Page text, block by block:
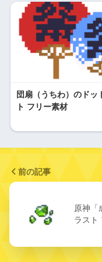
団扇（うちわ）のドッ
ト フリー素材
前の記事
原神「
ラスト